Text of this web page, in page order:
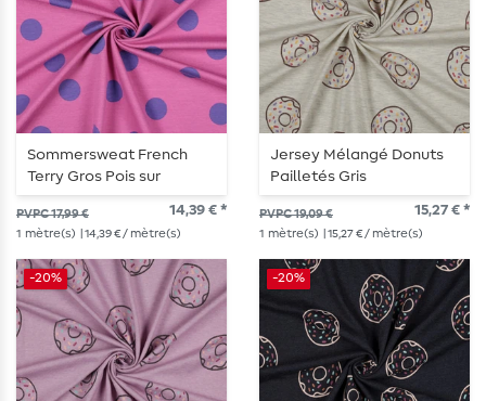
Sommersweat French
Terry Gros Pois sur
Fuchsia
PVPC 17,99 € 14,39 € *
1 mètre(s) | 14,39 € / mètre(s)
Jersey Mélangé Donuts
Pailletés Gris
PVPC 19,09 € 15,27 € *
1 mètre(s) | 15,27 € / mètre(s)
-20% -20%